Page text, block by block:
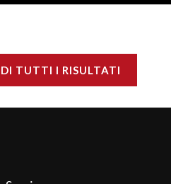
TUTTI I RISULTATI